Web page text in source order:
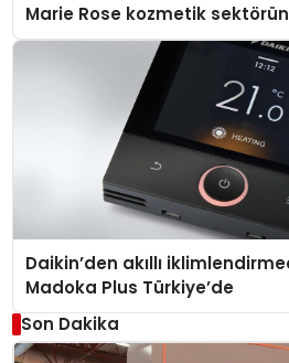
Marie Rose kozmetik
Daikin’den akıllı
Madoka Plus Türkiye’de
Son Dakika